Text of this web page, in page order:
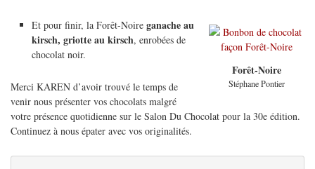
Forêt-Noire
Stéphane Pontier
Et pour finir, la Forêt-Noire ganache au
kirsch, griotte au kirsch, enrobées de
chocolat noir.
Merci KAREN d’avoir trouvé le temps de
venir nous présenter vos chocolats malgré
votre présence quotidienne sur le Salon Du Chocolat pour la 30e édition.
Continuez à nous épater avec vos originalités.